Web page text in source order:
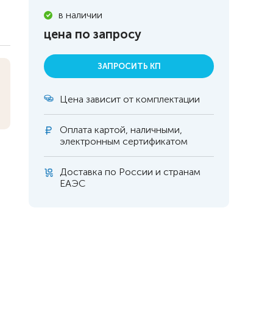
в наличии
цена по запросу
ЗАПРОСИТЬ КП
Цена зависит от комплектации
Оплата картой, наличными,
электронным сертификатом
Доставка по России и странам
ЕАЭС